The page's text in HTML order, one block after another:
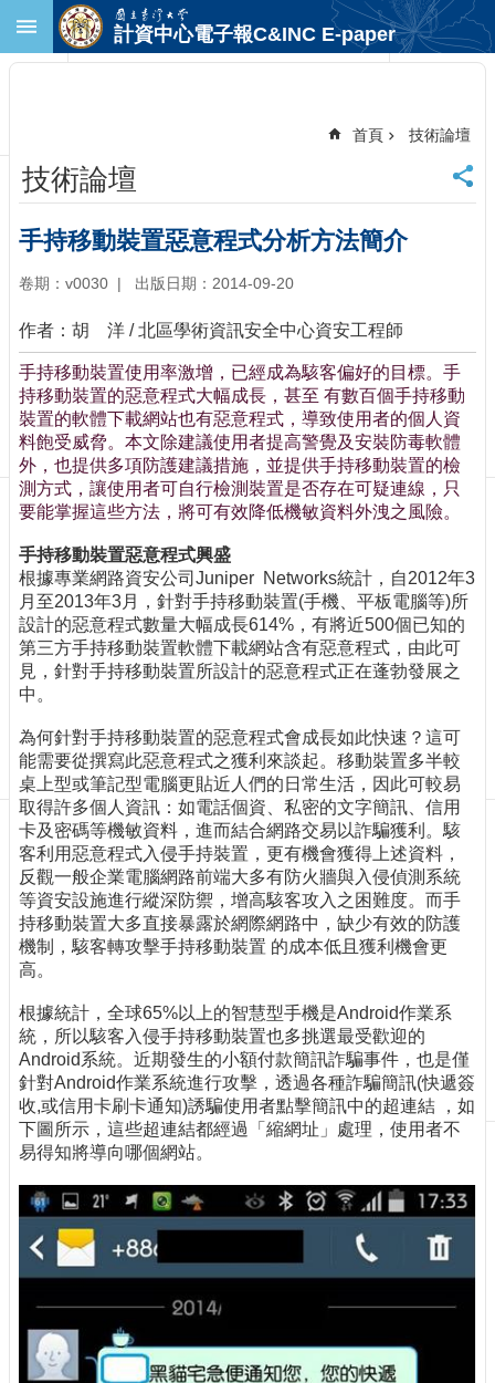
跳到主要內容區塊
首
頁
臺
大
首
計
中
首
頁
聯
絡
資
訊
閱/
取
消
網
站
導
覽
最
新
消
息
關
於
我
們
出
刊
物
校
務
服
務
專
題
報
術
壇
計資中心電子報C&INC E-paper
首頁 技術論壇
技術論壇
手持移動裝置惡意程式分析方法簡介
卷期：v0030 出版日期：2014-09-20
作者：胡 洋 / 北區學術資訊安全中心資安工程師
手持移動裝置使用率激增，已經成為駭客偏好的目標。手
持移動裝置的惡意程式大幅成長，甚至 有數百個手持移動
裝置的軟體下載網站也有惡意程式，導致使用者的個人資
料飽受威脅。本文除建議使用者提高警覺及安裝防毒軟體
外，也提供多項防護建議措施，並提供手持移動裝置的檢
測方式，讓使用者可自行檢測裝置是否存在可疑連線，只
要能掌握這些方法，將可有效降低機敏資料外洩之風險。
手持移動裝置惡意程式興盛
根據專業網路資安公司Juniper Networks統計，自2012年3
月至2013年3月，針對手持移動裝置(手機、平板電腦等)所
設計的惡意程式數量大幅成長614%，有將近500個已知的
第三方手持移動裝置軟體下載網站含有惡意程式，由此可
見，針對手持移動裝置所設計的惡意程式正在蓬勃發展之
中。
為何針對手持移動裝置的惡意程式會成長如此快速？這可
能需要從撰寫此惡意程式之獲利來談起。移動裝置多半較
桌上型或筆記型電腦更貼近人們的日常生活，因此可較易
取得許多個人資訊：如電話個資、私密的文字簡訊、信用
卡及密碼等機敏資料，進而結合網路交易以詐騙獲利。駭
客利用惡意程式入侵手持裝置，更有機會獲得上述資料，
反觀一般企業電腦網路前端大多有防火牆與入侵偵測系統
等資安設施進行縱深防禦，增高駭客攻入之困難度。而手
持移動裝置大多直接暴露於網際網路中，缺少有效的防護
機制，駭客轉攻擊手持移動裝置 的成本低且獲利機會更
高。
根據統計，全球65%以上的智慧型手機是Android作業系
統，所以駭客入侵手持移動裝置也多挑選最受歡迎的
Android系統。近期發生的小額付款簡訊詐騙事件，也是僅
針對Android作業系統進行攻擊，透過各種詐騙簡訊(快遞簽
收,或信用卡刷卡通知)誘騙使用者點擊簡訊中的超連結 ，如
下圖所示，這些超連結都經過「縮網址」處理，使用者不
易得知將導向哪個網站。